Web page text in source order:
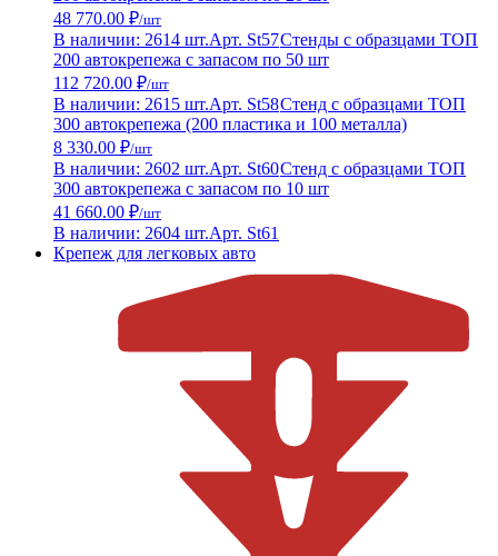
48 770.00 ₽/шт
В наличии: 2614 шт.Арт. St57Стенды с образцами ТОП
200 автокрепежа с запасом по 50 шт
112 720.00 ₽/шт
В наличии: 2615 шт.Арт. St58Стенд с образцами ТОП
300 автокрепежа (200 пластика и 100 металла)
8 330.00 ₽/шт
В наличии: 2602 шт.Арт. St60Стенд с образцами ТОП
300 автокрепежа с запасом по 10 шт
41 660.00 ₽/шт
В наличии: 2604 шт.Арт. St61
Крепеж для легковых авто